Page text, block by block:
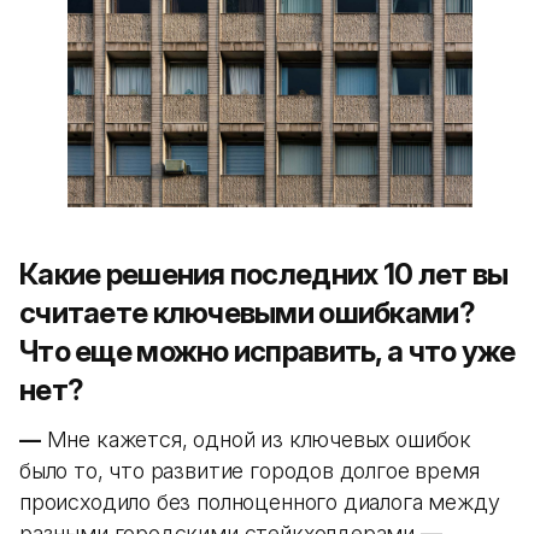
Какие решения последних 10 лет вы
считаете ключевыми ошибками?
Что еще можно исправить, а что уже
нет?
—Мне кажется, одной из ключевых ошибок
было то, что развитие городов долгое время
происходило без полноценного диалога между